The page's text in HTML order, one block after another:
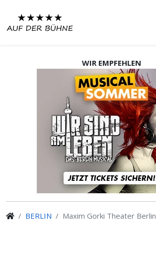
WIR EMPFEHLEN
BERLIN Maxim Gorki Theater Berlin